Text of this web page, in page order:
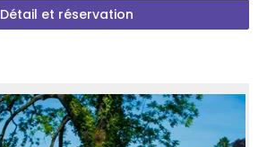
Détail et réservation